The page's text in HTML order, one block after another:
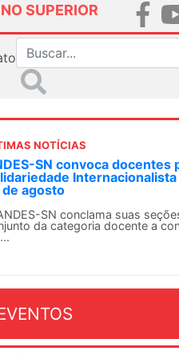
SUPERIOR
NOTÍCIAS
SN convoca docentes
de agosto
SN conclama suas
da categoria docente a